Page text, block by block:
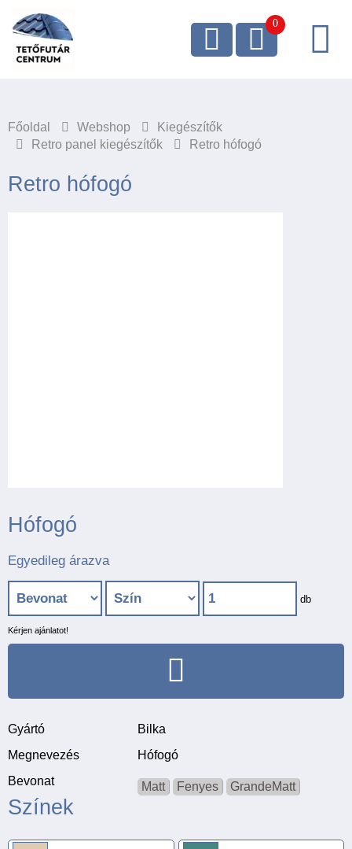
Főoldal Webshop
Kiegészítők
Retro panel kiegészítők
Retro hófogó
Retro hófogó
Hófogó
Egyedileg árazva
db
Kérjen ajánlatot!
Gyártó
Bilka
Megnevezés
Hófogó
Bevonat
Matt Fenyes GrandeMatt
Színek